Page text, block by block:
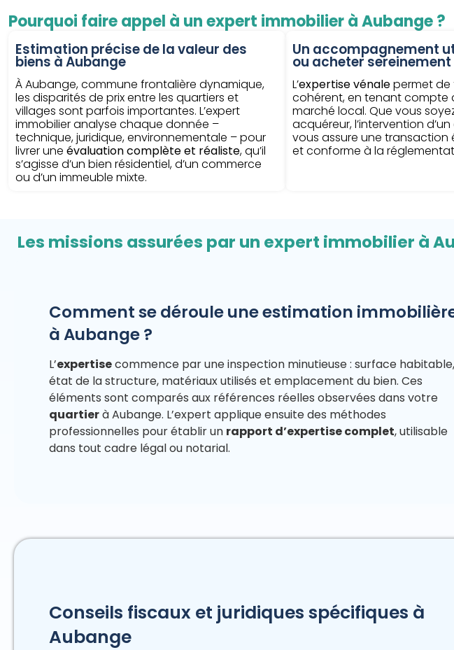
Pourquoi faire appel à un expert immobilier à Aubange ?
Estimation précise de la valeur des
biens à Aubange
À Aubange, commune frontalière dynamique,
les disparités de prix entre les quartiers et
villages sont parfois importantes. L’expert
immobilier analyse chaque donnée –
technique, juridique, environnementale – pour
livrer une évaluation complète et réaliste, qu’il
s’agisse d’un bien résidentiel, d’un commerce
ou d’un immeuble mixte.
Un accompagnement
ou acheter sereinement
L’expertise vénalepermet de
cohérent, en tenant compte
marché local. Que vous
acquéreur, l’intervention
vous assure une transaction
et conforme à la
Les missions assurées par un expert immobilier à
Comment se déroule une estimation
à Aubange ?
L’expertisecommence par une inspection minutieuse : surface habitable,
état de la structure, matériaux utilisés et emplacement du bien. Ces
éléments sont comparés aux références réelles observées dans votre
quartierà Aubange. L’expert applique ensuite des méthodes
professionnelles pour établir un rapport d’expertise complet, utilisable
dans tout cadre légal ou notarial.
Conseils fiscaux et juridiques spécifiques à
Aubange